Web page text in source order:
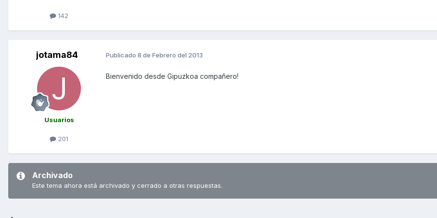
142
jotama84
Usuarios
201
Publicado 8 de Febrero del 2013
Bienvenido desde Gipuzkoa compañero!
Archivado
Este tema ahora está archivado y cerrado a otras respuestas.